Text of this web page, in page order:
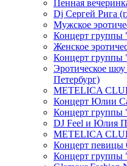
Пенная
Dj Сергей Рига
Мужское
Концерт
Женское
Концерт
Эротическое
Петербург)
METELICA
Концерт Юлии
Концерт
DJ Feel и Юлия
METELICA
Концерт певицы
Концерт группы